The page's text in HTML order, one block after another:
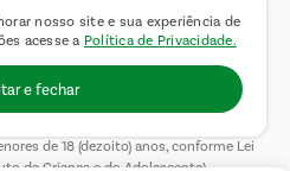
nosso site e sua experiência de
acesse a Política de Privacidade.
e fechar
Pedidos sujeito a análise e
ofertas e condições de pagamento
aviso prévio. Nos reservamos ao direito
produtos por compra por cliente. Não
de 18 (dezoito) anos, conforme Lei
da Criança e do Adolescente).